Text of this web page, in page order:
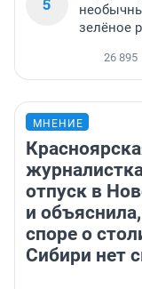
зелёное
26 895
МНЕНИЕ
отпуск в
и
споре о
Сибири нет